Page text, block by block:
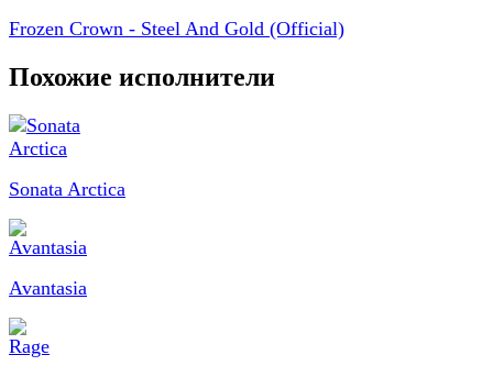
Frozen Crown - Steel And Gold (Official)
Похожие исполнители
Sonata Arctica
Avantasia